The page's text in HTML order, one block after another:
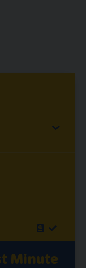
Minute